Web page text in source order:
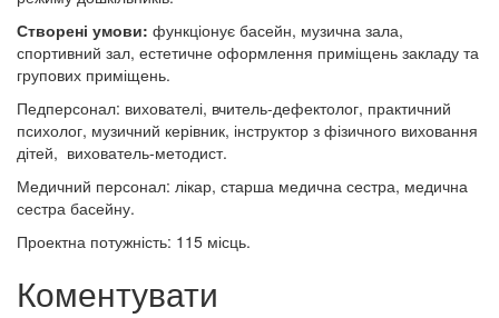
Створені умови: функціонує басейн, музична зала,
спортивний зал, естетичне оформлення приміщень закладу та
групових приміщень.
Педперсонал: вихователі, вчитель-дефектолог, практичний
психолог, музичний керівник, інструктор з фізичного виховання
дітей, вихователь-методист.
Медичний персонал: лікар, старша медична сестра, медична
сестра басейну.
Проектна потужність: 115 місць.
Коментувати